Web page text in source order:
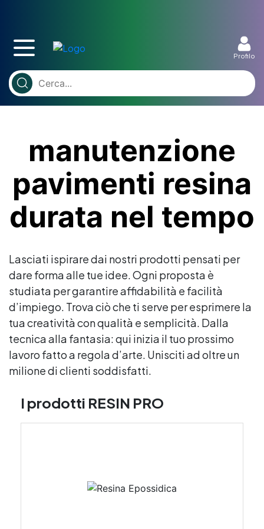
Profilo
manutenzione
pavimenti resina
durata nel tempo
Lasciati ispirare dai nostri prodotti pensati per
dare forma alle tue idee. Ogni proposta è
studiata per garantire affidabilità e facilità
d’impiego. Trova ciò che ti serve per esprimere la
tua creatività con qualità e semplicità. Dalla
tecnica alla fantasia: qui inizia il tuo prossimo
lavoro fatto a regola d’arte. Unisciti ad oltre un
milione di clienti soddisfatti.
I prodotti RESIN PRO